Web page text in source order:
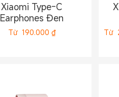
Xiaomi Type-C
Earphones Đen
Từ 190.000 ₫ Từ